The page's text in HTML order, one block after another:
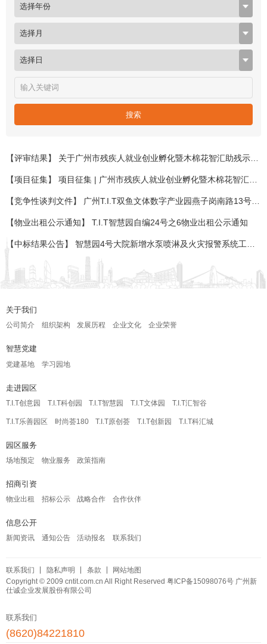
选择年份
选择月
选择日
【物业出租公示通知】 T.I.T智慧园自编24号之6物业出租公示通知
关于我们
公司简介 组织架构 发展历程 企业文化 企业荣誉
智慧党建
党建基地 学习园地
走进园区
T.I.T创意园 T.I.T科创园 T.I.T智慧园 T.I.T文体园 T.I.T汇智谷
T.I.T乐善园区 时尚荟180 T.I.T原创荟 T.I.T创新园 T.I.T科汇城
园区服务
场地预定 物业服务 政策指南
招商引资
物业出租 招标公示 战略合作 合作伙伴
信息公开
新闻资讯 通知公告 活动报名 联系我们
联系我们 隐私声明 条款
网站地图
Copyright © 2009 cntit.com.cn All Right Reserved 粤ICP备15098076号 广州新
仕诚企业发展股份有限公司
联系我们
(8620)84221810